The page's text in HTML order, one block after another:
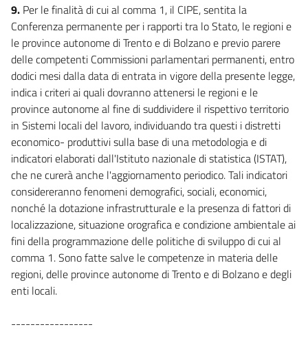
9. Per le finalità di cui al comma 1, il CIPE, sentita la
Conferenza permanente per i rapporti tra lo Stato, le regioni e
le province autonome di Trento e di Bolzano e previo parere
delle competenti Commissioni parlamentari permanenti, entro
dodici mesi dalla data di entrata in vigore della presente legge,
indica i criteri ai quali dovranno attenersi le regioni e le
province autonome al fine di suddividere il rispettivo territorio
in Sistemi locali del lavoro, individuando tra questi i distretti
economico- produttivi sulla base di una metodologia e di
indicatori elaborati dall'Istituto nazionale di statistica (ISTAT),
che ne curerà anche l'aggiornamento periodico. Tali indicatori
considereranno fenomeni demografici, sociali, economici,
nonché la dotazione infrastrutturale e la presenza di fattori di
localizzazione, situazione orografica e condizione ambientale ai
fini della programmazione delle politiche di sviluppo di cui al
comma 1. Sono fatte salve le competenze in materia delle
regioni, delle province autonome di Trento e di Bolzano e degli
enti locali.
-----------------